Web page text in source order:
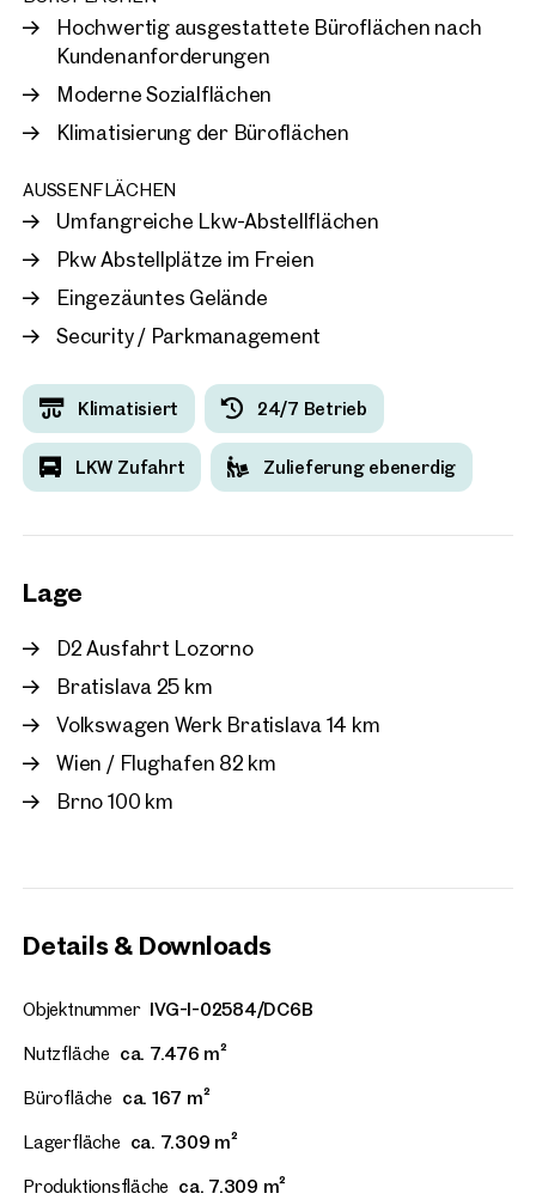
Hochwertig ausgestattete Büroflächen nach
Kundenanforderungen
Moderne Sozialflächen
Klimatisierung der Büroflächen
AUSSENFLÄCHEN
Umfangreiche Lkw-Abstellflächen
Pkw Abstellplätze im Freien
Eingezäuntes Gelände
Security / Parkmanagement
Klimatisiert 24/7 Betrieb
LKW Zufahrt Zulieferung ebenerdig
Lage
D2 Ausfahrt Lozorno
Bratislava 25 km
Volkswagen Werk Bratislava 14 km
Wien / Flughafen 82 km
Brno 100 km
Details & Downloads
Objektnummer IVG-I-02584/DC6B
Nutzfläche ca. 7.476 m²
Bürofläche ca. 167 m²
Lagerfläche ca. 7.309 m²
Produktionsfläche ca. 7.309 m²